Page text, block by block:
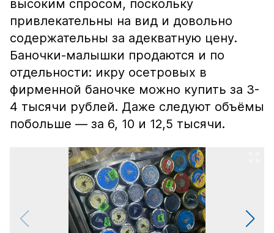
высоким спросом, поскольку
привлекательны на вид и довольно
содержательны за адекватную цену.
Баночки-малышки продаются и по
отдельности: икру осетровых в
фирменной баночке можно купить за 3-
4 тысячи рублей. Даже следуют объёмы
побольше — за 6, 10 и 12,5 тысячи.